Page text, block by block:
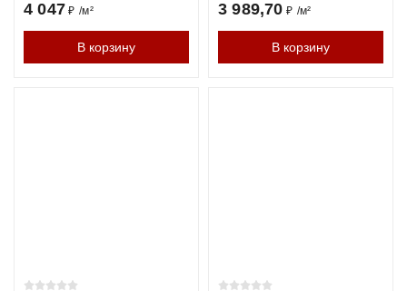
4 047 ₽ /м²
В корзину
3 989,70 ₽ /м²
В корзину